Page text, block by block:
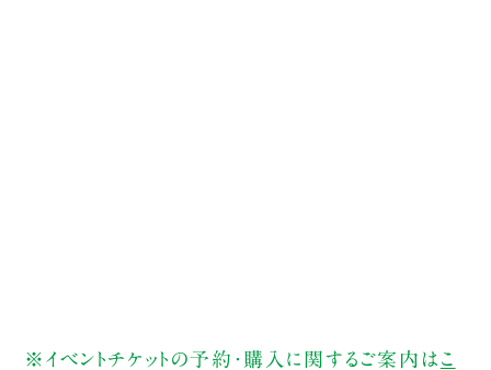
※イベントチケットの予約・購入に関するご案内は こ